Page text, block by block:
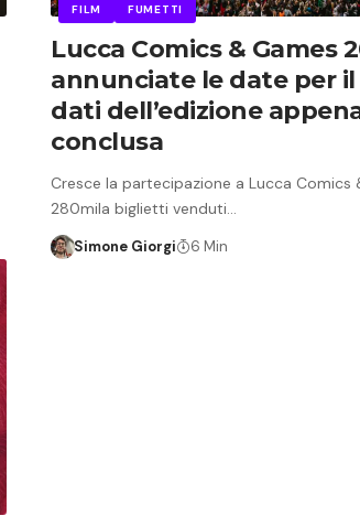
FILM FUMETTI
Lucca Comics & Games
annunciate le date per il
dati dell’edizione
conclusa
Cresce la partecipazione a Lucca Comics
280mila biglietti venduti…
Simone Giorgi 6 Min